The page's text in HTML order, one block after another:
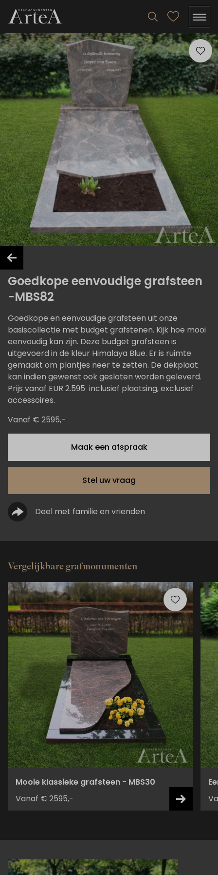
Goedkope eenvoudige grafsteen
-MBS82
Goedkope en eenvoudige grafsteen uit onze
basiscollectie met budget grafstenen. Kijk hoe mooi
eenvoudig kan zijn. Deze budget grafsteen is
uitgevoerd in de kleur Himalaya Blue. Er is ruimte
gemaakt om plantjes neer te zetten. De dekplaat
kan indien gewenst ook gesloten worden geleverd.
Prijs vanaf EUR 2.595 inclusief plaatsing, exclusief
accessoires.
Vanaf € 2595,-
Maak een afspraak
Stel uw vraag
Deel met familie en vrienden
Vergelijkbare grafmonumenten
Mooie klassieke grafsteen - MBS30
Vanaf € 2595,-